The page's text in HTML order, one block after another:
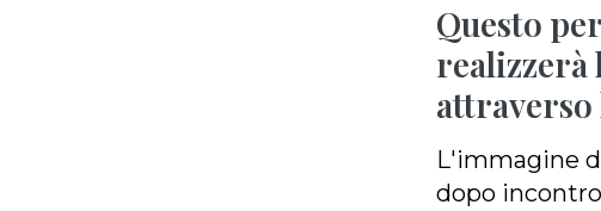
Questo
realizzerà
L'immagine
dopo